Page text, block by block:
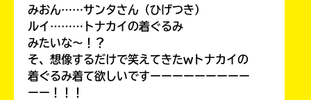
みおん……サンタさん（ひげつき）
ルイ………トナカイの着ぐるみ
みたいな〜！？
そ、想像するだけで笑えてきたwトナカイの
着ぐるみ着て欲しいですーーーーーーーーー
ーー！！！